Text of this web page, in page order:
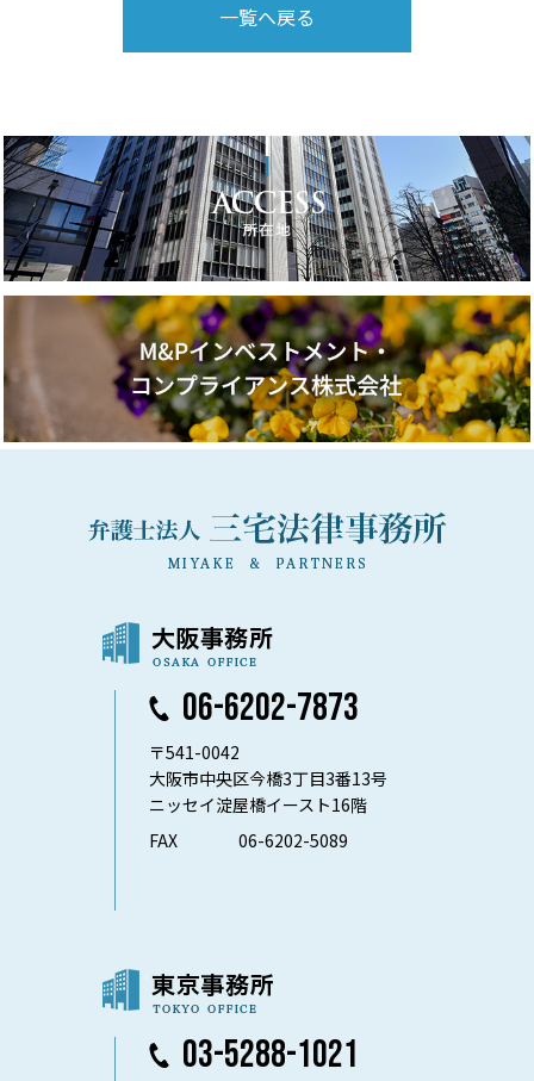
一覧へ戻る
06-6202-7873
〒541-0042
大阪市中央区今橋3丁目3番13号
ニッセイ淀屋橋イースト16階
FAX
06-6202-5089
03-5288-1021